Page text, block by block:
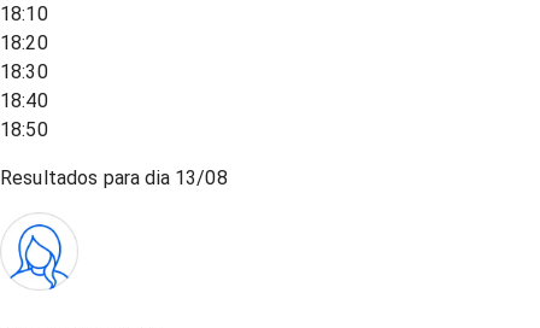
18:10
18:20
18:30
18:40
18:50
Resultados para dia 13/08